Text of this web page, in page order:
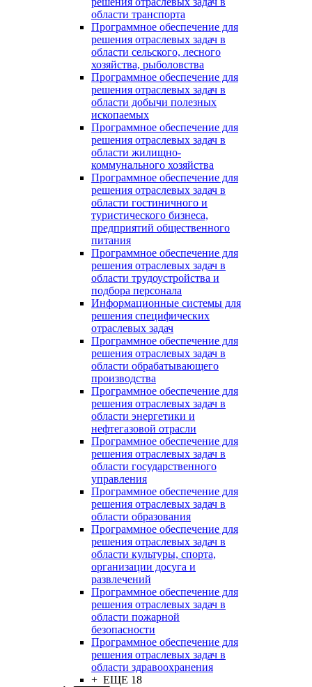
области транспорта
Программное обеспечение для
решения отраслевых задач в
области сельского, лесного
хозяйства, рыболовства
Программное обеспечение для
решения отраслевых задач в
области добычи полезных
ископаемых
Программное обеспечение для
решения отраслевых задач в
области жилищно-
коммунального хозяйства
Программное обеспечение для
решения отраслевых задач в
области гостиничного и
туристического бизнеса,
предприятий общественного
питания
Программное обеспечение для
решения отраслевых задач в
области трудоустройства и
подбора персонала
Информационные системы для
решения специфических
отраслевых задач
Программное обеспечение для
решения отраслевых задач в
области обрабатывающего
производства
Программное обеспечение для
решения отраслевых задач в
области энергетики и
нефтегазовой отрасли
Программное обеспечение для
решения отраслевых задач в
области государственного
управления
Программное обеспечение для
решения отраслевых задач в
области образования
Программное обеспечение для
решения отраслевых задач в
области культуры, спорта,
организации досуга и
развлечений
Программное обеспечение для
решения отраслевых задач в
области пожарной
безопасности
Программное обеспечение для
решения отраслевых задач в
области здравоохранения
+ ЕЩЕ 18